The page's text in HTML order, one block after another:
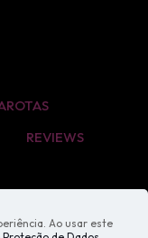
REVIEWS
Ao usar este